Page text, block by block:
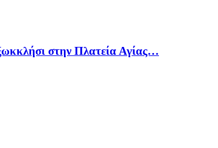
στην Πλατεία Αγίας…